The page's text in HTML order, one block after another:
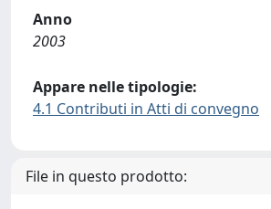
Anno
2003
Appare nelle tipologie:
4.1 Contributi in Atti di convegno
File in questo prodotto: